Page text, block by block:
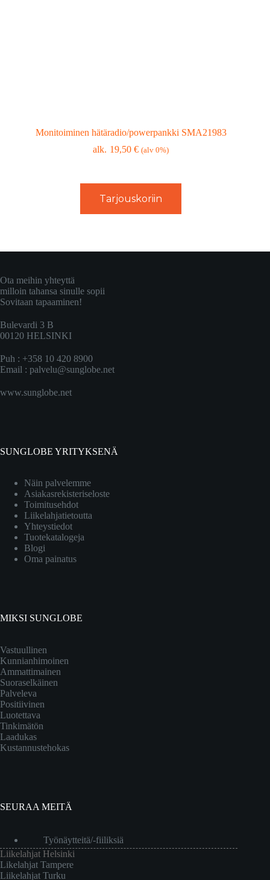
Monitoiminen hätäradio/powerpankki SMA21983
19,50€ (alv 0%)
Tarjouskoriin
Ota meihin yhteyttä
milloin tahansa sinulle sopii
Sovitaan tapaaminen!
Bulevardi 3 B
00120 HELSINKI
Puh : +358 10 420 8900
Email : palvelu@sunglobe.net
www.sunglobe.net
SUNGLOBE YRITYKSENÄ
Näin palvelemme
Asiakasrekisteriseloste
Toimitusehdot
Liikelahjatietoutta
Yhteystiedot
Tuotekatalogeja
Blogi
Oma painatus
MIKSI SUNGLOBE
Vastuullinen
Kunnianhimoinen
Ammattimainen
Suoraselkäinen
Palveleva
Positiivinen
Luotettava
Tinkimätön
Laadukas
Kustannustehokas
SEURAA MEITÄ
Työnäytteitä/-fiiliksiä
Liikelahjat Helsinki
Likelahjat Tampere
Liikelahjat Turku